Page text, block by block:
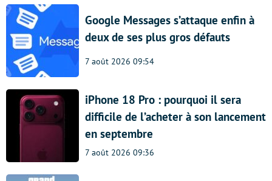
Google Messages s’attaque enfin à
deux de ses plus gros défauts
7 août 2026 09:54
iPhone 18 Pro : pourquoi il sera
difficile de l’acheter à son lancement
en septembre
7 août 2026 09:36